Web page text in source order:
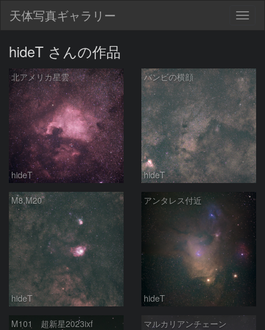
天体写真ギャラリー
hideT さんの作品
北アメリカ星雲
hideT
バンビの横顔
hideT
M8,M20
hideT
アンタレス付近
hideT
M101 超新星2023ixf マルカリアンチェーン